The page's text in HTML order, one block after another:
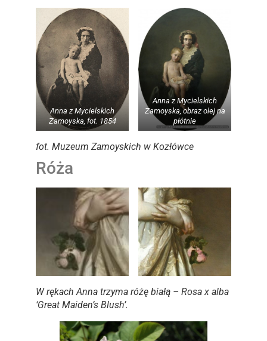
Anna z Mycielskich
Zamoyska, fot. 1854
Anna z Mycielskich
Zamoyska, obraz olej na
płótnie
fot. Muzeum Zamoyskich w Kozłówce
Róża
W rękach Anna trzyma różę białą – Rosa x alba
‘Great Maiden’s Blush’.